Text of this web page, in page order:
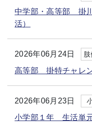
中学部・高等部 掛
活）
2026年06月24日
高等部 掛特チャレン
2026年06月23日
小学部１年 生活単